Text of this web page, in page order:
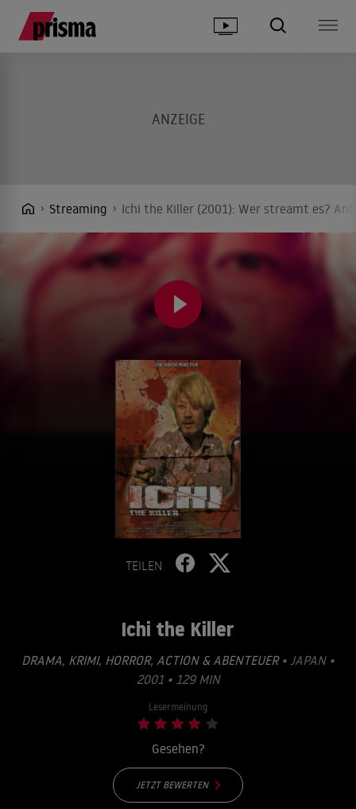
Streaming Ichi the Killer (2001): Wer streamt es?
TEILEN
Ichi the Killer
DRAMA, KRIMI, HORROR, ACTION & ABENTEUER• JAPAN •
2001 • 129 MIN
Lesermeinung
Gesehen?
JETZT BEWERTEN